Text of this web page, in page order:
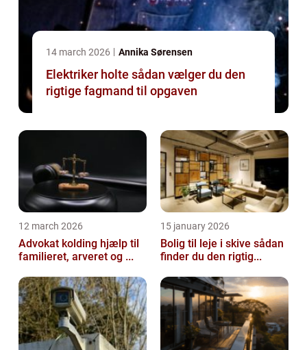
14 march 2026 Annika Sørensen
Elektriker holte sådan vælger du den
rigtige fagmand til opgaven
12 march 2026
Advokat kolding hjælp til
familieret, arveret og ...
15 january 2026
Bolig til leje i skive sådan
finder du den rigtig...